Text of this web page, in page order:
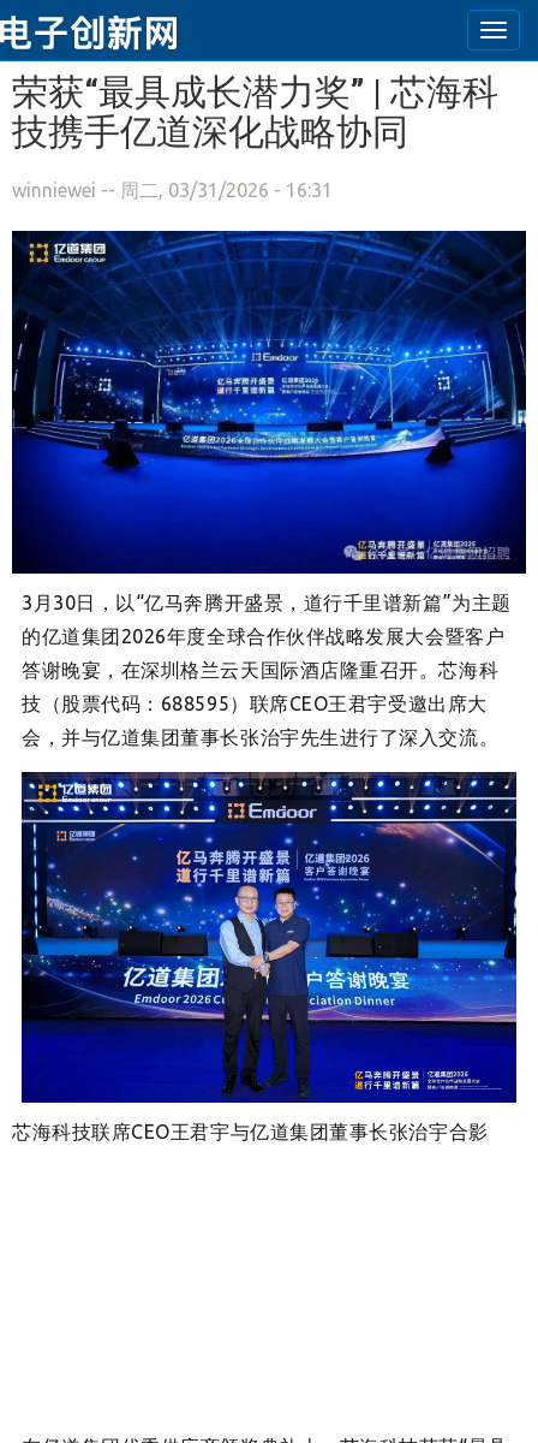
跳转到主要内容
荣获“最具成长潜力奖” | 芯海科
技携手亿道深化战略协同
winniewei -- 周二, 03/31/2026 - 16:31
3月30日，以“亿马奔腾开盛景，道行千里谱新篇”为主题
的亿道集团2026年度全球合作伙伴战略发展大会暨客户
答谢晚宴，在深圳格兰云天国际酒店隆重召开。芯海科
技（股票代码：688595）联席CEO王君宇受邀出席大
会，并与亿道集团董事长张治宇先生进行了深入交流。
芯海科技联席CEO王君宇与亿道集团董事长张治宇合影